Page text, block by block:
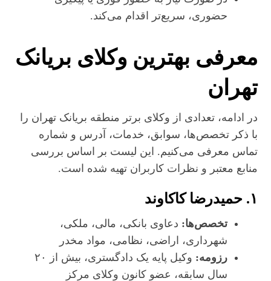
حضوری، سریع‌تر اقدام می‌کند.
معرفی بهترین وکلای بریانک
تهران
در ادامه، تعدادی از وکلای برتر منطقه بریانک تهران را
با ذکر تخصص‌ها، سوابق، خدمات، آدرس و شماره
تماس معرفی می‌کنیم. این لیست بر اساس بررسی
منابع معتبر و نظرات کاربران تهیه شده است.
۱. حمیدرضا کاکاوند
تخصص‌ها: دعاوی بانکی، مالی، ملکی،
شهرداری، اراضی، نظامی، مواد مخدر
رزومه:
وکیل پایه یک دادگستری، بیش از ۲۰
سال سابقه، عضو کانون وکلای مرکز